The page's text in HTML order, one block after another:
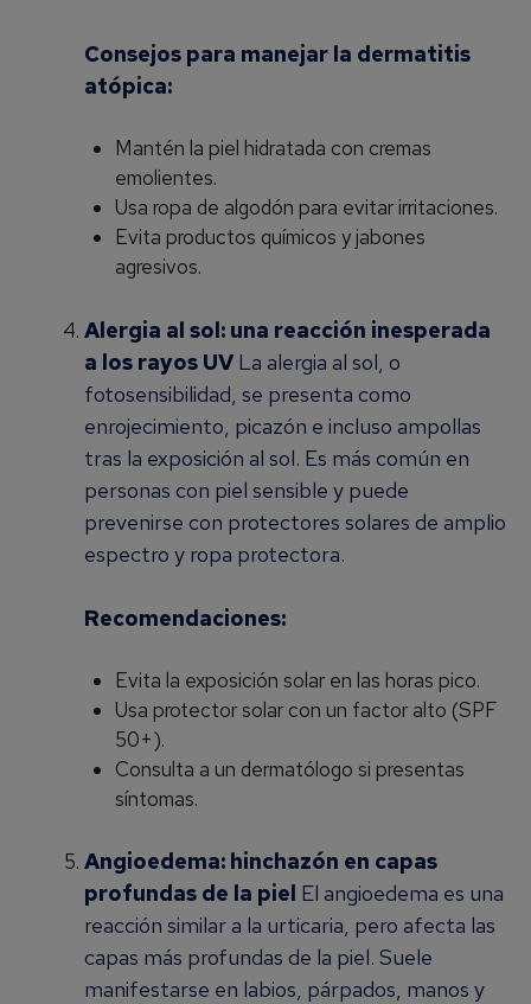
Consejos para manejar la dermatitis
atópica:
Mantén la piel hidratada con cremas
emolientes.
Usa ropa de algodón para evitar irritaciones.
Evita productos químicos y jabones
agresivos.
Alergia al sol: una reacción inesperada
a los rayos UV La alergia al sol, o
fotosensibilidad, se presenta como
enrojecimiento, picazón e incluso ampollas
tras la exposición al sol. Es más común en
personas con piel sensible y puede
prevenirse con protectores solares de amplio
espectro y ropa protectora.
Recomendaciones:
Evita la exposición solar en las horas pico.
Usa protector solar con un factor alto (SPF
50+).
Consulta a un dermatólogo si presentas
síntomas.
Angioedema: hinchazón en capas
profundas de la piel El angioedema es una
reacción similar a la urticaria, pero afecta las
capas más profundas de la piel. Suele
manifestarse en labios, párpados, manos y